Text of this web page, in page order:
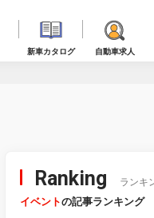
新車カタログ 自動車求人
Ranking ランキ
イベントの記事ランキング